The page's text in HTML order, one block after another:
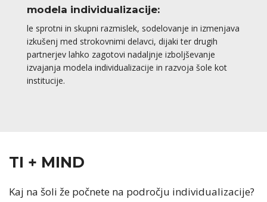
modela individualizacije:
le sprotni in skupni razmislek, sodelovanje in izmenjava
izkušenj med strokovnimi delavci, dijaki ter drugih
partnerjev lahko zagotovi nadaljnje izboljševanje
izvajanja modela individualizacije in razvoja šole kot
institucije.
TI + MIND
Kaj na šoli že počnete na področju individualizacije?